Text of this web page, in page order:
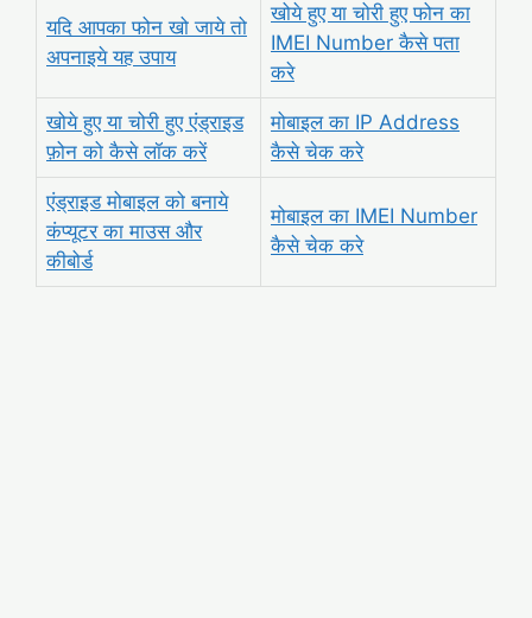
यदि आपका फोन खो जाये तो
अपनाइये यह उपाय
खोये हुए या चोरी हुए फोन का
IMEI Number कैसे पता
करे
खोये हुए या चोरी हुए एंड्राइड
फ़ोन को कैसे लॉक करें
मोबाइल का IP Address
कैसे चेक करे
एंड्राइड मोबाइल को बनाये
कंप्यूटर का माउस और
कीबोर्ड
मोबाइल का IMEI Number
कैसे चेक करे